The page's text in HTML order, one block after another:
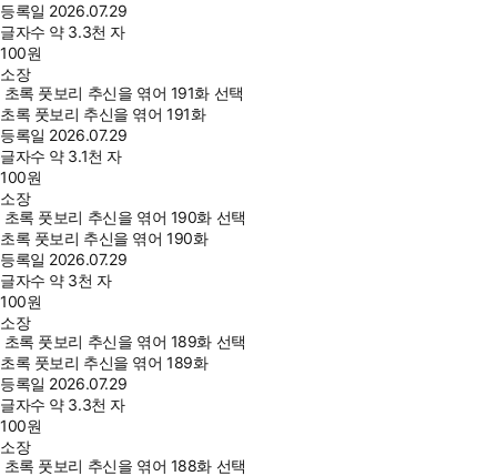
등록일 2026.07.29
글자수 약 3.3천 자
100원
소장
초록 풋보리 추신을 엮어 191화 선택
초록 풋보리 추신을 엮어 191화
등록일 2026.07.29
글자수 약 3.1천 자
100원
소장
초록 풋보리 추신을 엮어 190화 선택
초록 풋보리 추신을 엮어 190화
등록일 2026.07.29
글자수 약 3천 자
100원
소장
초록 풋보리 추신을 엮어 189화 선택
초록 풋보리 추신을 엮어 189화
등록일 2026.07.29
글자수 약 3.3천 자
100원
소장
초록 풋보리 추신을 엮어 188화 선택